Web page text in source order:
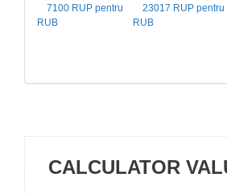
7100 RUP pentru
RUB
23017 RUP pentru
RUB
CALCULATOR